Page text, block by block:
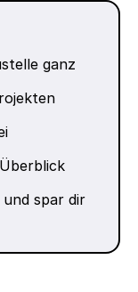
ganz
spar dir